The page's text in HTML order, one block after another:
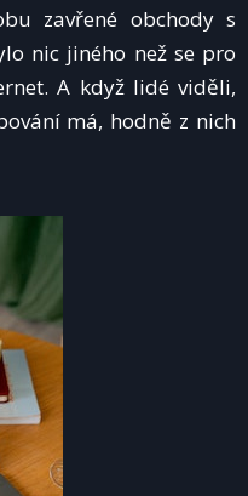
zavřené obchody s
nic jiného než se pro
A když lidé viděli,
má, hodně z nich